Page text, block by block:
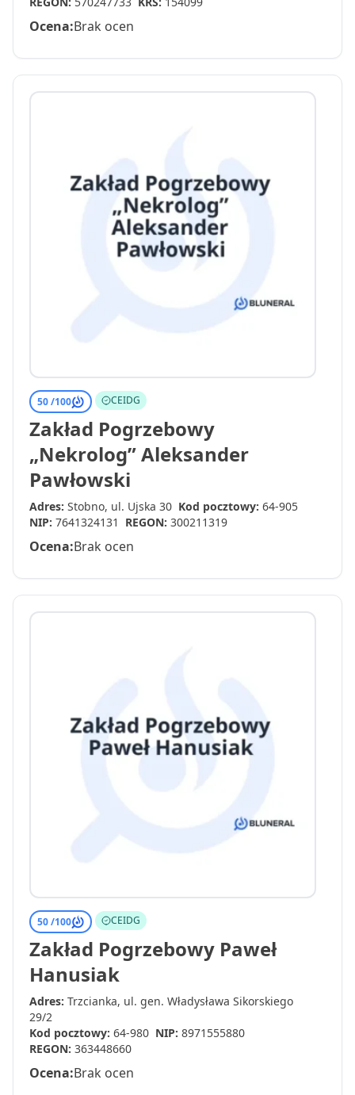
Ocena:Brak ocen
50 /100 CEIDG
Zakład Pogrzebowy
„Nekrolog” Aleksander
Pawłowski
Adres: Stobno, ul. Ujska 30 Kod pocztowy: 64-905
NIP: 7641324131 REGON: 300211319
Ocena:Brak ocen
50 /100 CEIDG
Zakład Pogrzebowy Paweł
Hanusiak
Adres: Trzcianka, ul. gen. Władysława Sikorskiego
29/2
Kod pocztowy: 64-980 NIP: 8971555880
REGON: 363448660
Ocena:Brak ocen